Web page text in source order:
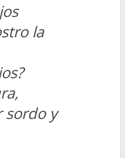
la
sordo y